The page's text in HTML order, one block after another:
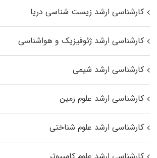
کارشناسی ارشد زیست‌ شناسی دریا
کارشناسی ارشد ژئوفیزیک و هواشناسی
کارشناسی ارشد شیمی
کارشناسی ارشد علوم زمین
کارشناسی ارشد علوم شناختی